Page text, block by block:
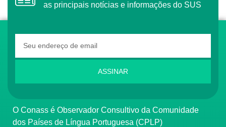
as principais notícias e informações do SUS
ASSINAR
O Conass é Observador Consultivo da Comunidade
dos Países de Língua Portuguesa (CPLP)